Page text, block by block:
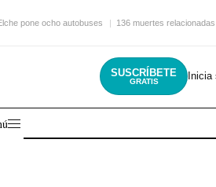
pone ocho autobuses 136 muertes
SUSCRÍBETE
GRATIS